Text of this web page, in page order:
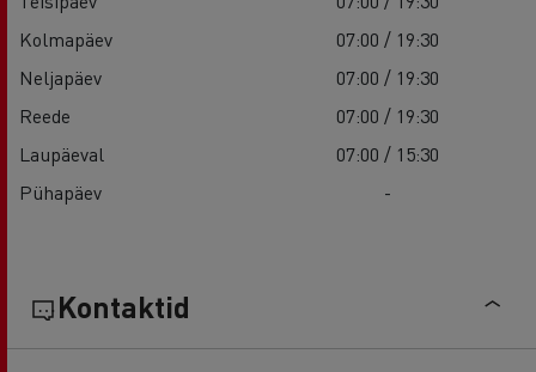
Kolmapäev
07:00 / 19:30
Neljapäev
07:00 / 19:30
Reede
07:00 / 19:30
Laupäeval
07:00 / 15:30
Pühapäev
-
Kontaktid